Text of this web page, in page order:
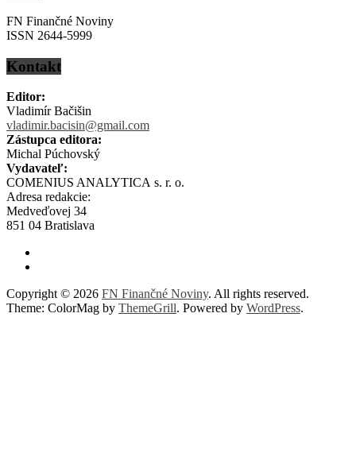
FN Finančné Noviny
ISSN 2644-5999
Kontakt
Editor:
Vladimír Bačišin
vladimir.bacisin@gmail.com
Zástupca editora:
Michal Púchovský
Vydavateľ:
COMENIUS ANALYTICA s. r. o.
Adresa redakcie:
Medveďovej 34
851 04 Bratislava
Copyright © 2026 FN Finančné Noviny. All rights reserved.
Theme: ColorMag by ThemeGrill. Powered by WordPress.